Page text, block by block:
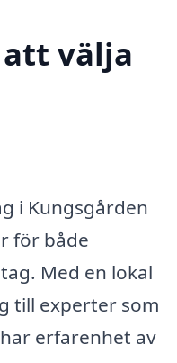
välja
i Kungsgården
för både
Med en lokal
till experter som
erfarenhet av